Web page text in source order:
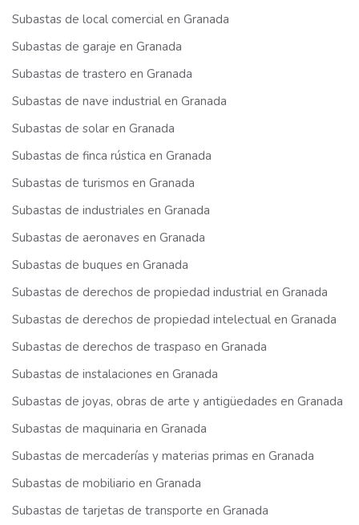
Subastas de local comercial en Granada
Subastas de garaje en Granada
Subastas de trastero en Granada
Subastas de nave industrial en Granada
Subastas de solar en Granada
Subastas de finca rústica en Granada
Subastas de turismos en Granada
Subastas de industriales en Granada
Subastas de aeronaves en Granada
Subastas de buques en Granada
Subastas de derechos de propiedad industrial en Granada
Subastas de derechos de propiedad intelectual en Granada
Subastas de derechos de traspaso en Granada
Subastas de instalaciones en Granada
Subastas de joyas, obras de arte y antigüedades en Granada
Subastas de maquinaria en Granada
Subastas de mercaderías y materias primas en Granada
Subastas de mobiliario en Granada
Subastas de tarjetas de transporte en Granada